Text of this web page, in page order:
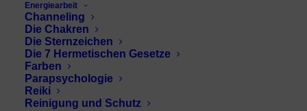
Energiearbeit
Channeling
Die Chakren
Die Sternzeichen
Die 7 Hermetischen Gesetze
Farben
Parapsychologie
Reiki
Reinigung und Schutz
Transzendenz